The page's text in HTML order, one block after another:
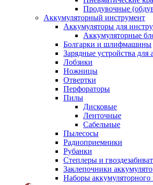
Продувочные
Аккумуляторный инструмент
Аккумуляторы для
Аккумуляторные
Болгарки и шлифмашины
Зарядные устройства для
Лобзики
Ножницы
Отвертки
Перфораторы
Пилы
Дисковые
Ленточные
Сабельные
Пылесосы
Радиоприемники
Рубанки
Степлеры и
Заклепочники
Наборы аккумуляторного